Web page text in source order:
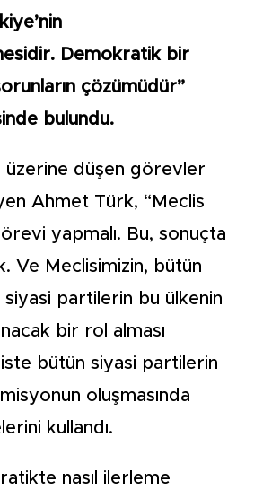
Demokratik bir
çözümüdür”
bulundu.
üzerine düşen görevler
Ahmet Türk, “Meclis
yapmalı. Bu, sonuçta
Ve Meclisimizin, bütün
siyasi partilerin bu ülkenin
bir rol alması
bütün siyasi partilerin
oluşmasında
kullandı.
nasıl ilerleme